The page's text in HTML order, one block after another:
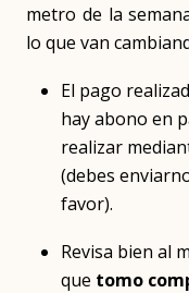
metro de la
lo que van
El pago
hay abono en
realizar
(debes
favor).
Revisa bien al
que tomo